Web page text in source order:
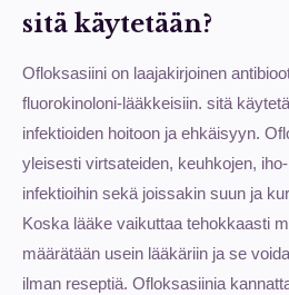
sitä käytetään?
Ofloksasiini on laajakirjoinen
fluorokinoloni-lääkkeisiin. sitä
infektioiden hoitoon ja ehkäisyyn.
yleisesti virtsateiden, keuhkojen,
infektioihin sekä joissakin suun ja
Koska lääke vaikuttaa tehokkaasti
määrätään usein lääkäriin ja se
ilman reseptiä. Ofloksasiinia